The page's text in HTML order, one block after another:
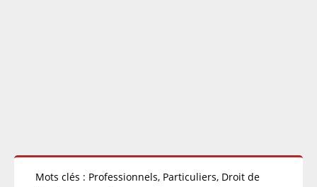
Mots clés : Professionnels, Particuliers, Droit de